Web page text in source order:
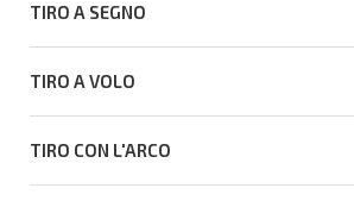
TIRO A SEGNO
TIRO A VOLO
TIRO CON L'ARCO